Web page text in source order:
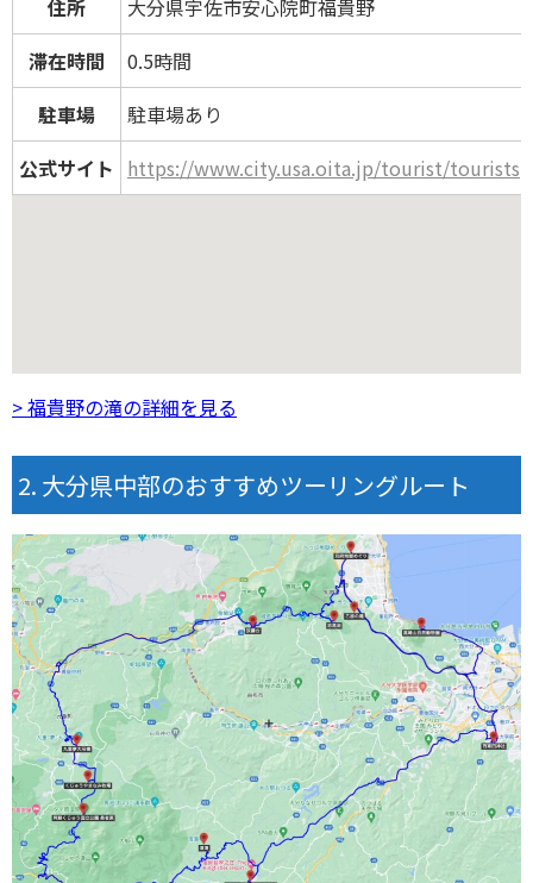
住所
大分県宇佐市安心院町福貴野
滞在時間
0.5時間
駐車場
駐車場あり
公式サイト https://www.city.usa.oita.jp/tourist/
> 福貴野の滝の詳細を見る
大分県中部のおすすめツーリングルート